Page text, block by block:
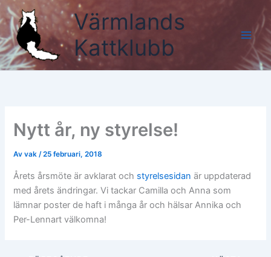
Hoppa
till
innehåll
Värmlands
Kattklubb
Nytt år, ny styrelse!
Avvak/25 februari, 2018
Årets årsmöte är avklarat och styrelsesidan är uppdaterad
med årets ändringar. Vi tackar Camilla och Anna som
lämnar poster de haft i många år och hälsar Annika och
Per-Lennart välkomna!